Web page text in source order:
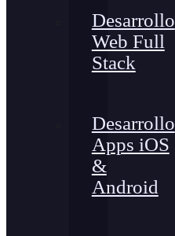
Desarrollo
Web Full
Stack
Desarrollo
Apps iOS
&
Android